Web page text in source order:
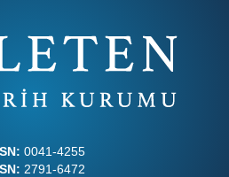
0041-4255
2791-6472